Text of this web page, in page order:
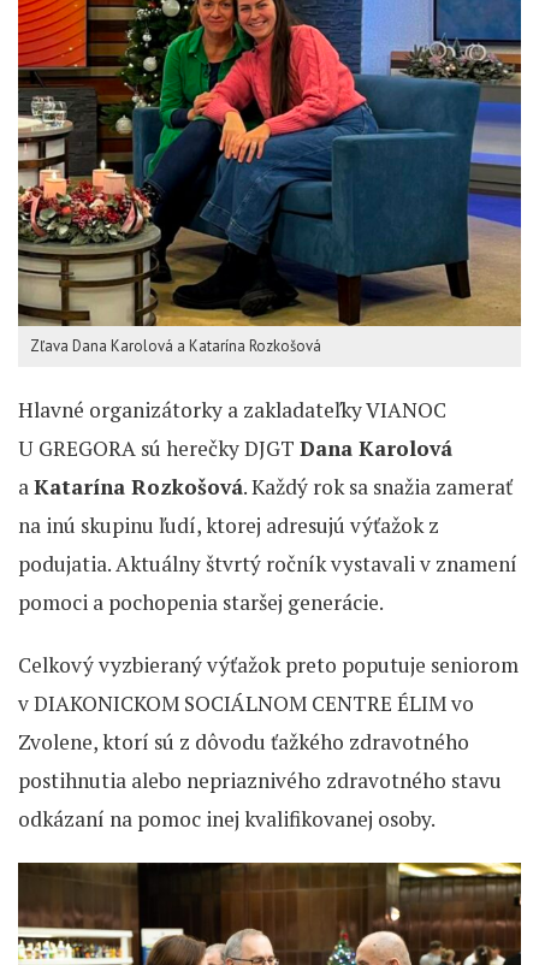
Zľava Dana Karolová a Katarína Rozkošová
Hlavné organizátorky a zakladateľky VIANOC
U GREGORA sú herečky DJGT Dana Karolová
aKatarína Rozkošová. Každý rok sa snažia zamerať
na inú skupinu ľudí, ktorej adresujú výťažok z
podujatia. Aktuálny štvrtý ročník vystavali v znamení
pomoci a pochopenia staršej generácie.
Celkový vyzbieraný výťažok preto poputuje seniorom
v DIAKONICKOM SOCIÁLNOM CENTRE ÉLIM vo
Zvolene, ktorí sú z dôvodu ťažkého zdravotného
postihnutia alebo nepriaznivého zdravotného stavu
odkázaní na pomoc inej kvalifikovanej osoby.